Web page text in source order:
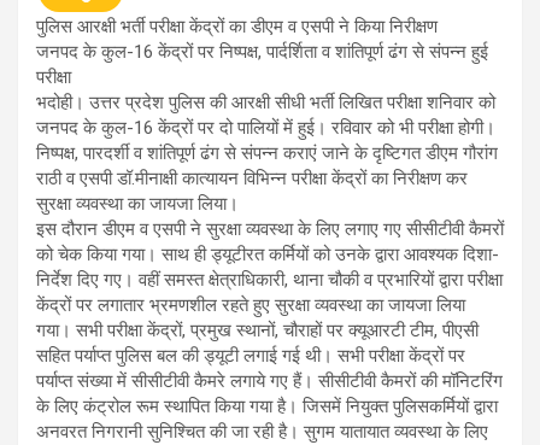
पुलिस आरक्षी भर्ती परीक्षा केंद्रों का डीएम व एसपी ने किया निरीक्षण
जनपद के कुल-16 केंद्रों पर निष्पक्ष, पार्दर्शिता व शांतिपूर्ण ढंग से संपन्न हुई
परीक्षा
भदोही। उत्तर प्रदेश पुलिस की आरक्षी सीधी भर्ती लिखित परीक्षा शनिवार को
जनपद के कुल-16 केंद्रों पर दो पालियों में हुई। रविवार को भी परीक्षा होगी।
निष्पक्ष, पारदर्शी व शांतिपूर्ण ढंग से संपन्न कराएं जाने के दृष्टिगत डीएम गौरांग
राठी व एसपी डॉ.मीनाक्षी कात्यायन विभिन्न परीक्षा केंद्रों का निरीक्षण कर
सुरक्षा व्यवस्था का जायजा लिया।
इस दौरान डीएम व एसपी ने सुरक्षा व्यवस्था के लिए लगाए गए सीसीटीवी कैमरों
को चेक किया गया। साथ ही ड्यूटीरत कर्मियों को उनके द्वारा आवश्यक दिशा-
निर्देश दिए गए। वहीं समस्त क्षेत्राधिकारी, थाना चौकी व प्रभारियों द्वारा परीक्षा
केंद्रों पर लगातार भ्रमणशील रहते हुए सुरक्षा व्यवस्था का जायजा लिया
गया। सभी परीक्षा केंद्रों, प्रमुख स्थानों, चौराहों पर क्यूआरटी टीम, पीएसी
सहित पर्याप्त पुलिस बल की ड्यूटी लगाई गई थी। सभी परीक्षा केंद्रों पर
पर्याप्त संख्या में सीसीटीवी कैमरे लगाये गए हैं। सीसीटीवी कैमरों की मॉनिटरिंग
के लिए कंट्रोल रूम स्थापित किया गया है। जिसमें नियुक्त पुलिसकर्मियों द्वारा
अनवरत निगरानी सुनिश्चित की जा रही है। सुगम यातायात व्यवस्था के लिए